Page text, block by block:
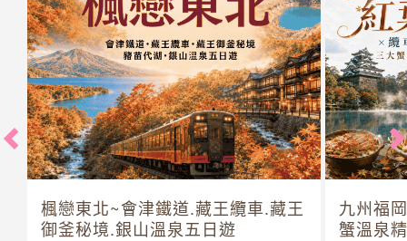
楓戀東北~會津鐵道.藏王纜車.藏王
御釜秘境.銀山溫泉五日遊
九州福
蟹溫泉